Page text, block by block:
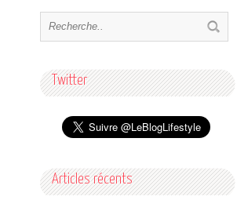
Twitter
Articles récents